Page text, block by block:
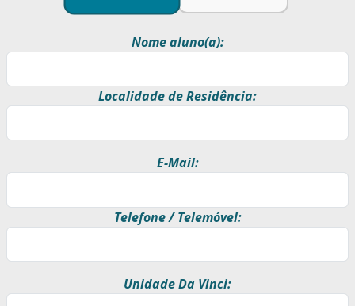
Nome aluno(a):
Localidade de Residência:
E-Mail:
Telefone / Telemóvel:
Unidade Da Vinci: